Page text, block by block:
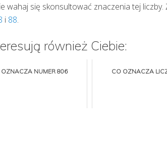
wahaj się skonsultować znaczenia tej liczby.
i 88.
również Ciebie:
OZNACZA NUMER 806 CO OZNACZA